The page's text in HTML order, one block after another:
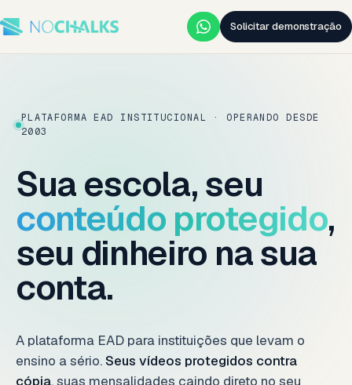
Solicitar demonstração
PLATAFORMA EAD INSTITUCIONAL · OPERANDO DESDE
2003
Sua escola, seu
conteúdo protegido,
seu dinheiro na sua
conta.
A plataforma EAD para instituições que levam o
ensino a sério.Seus vídeos protegidos contra
cópia, suas mensalidades caindo direto no seu